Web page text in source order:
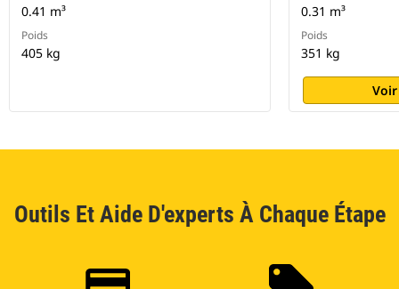
0.41 m³
Poids
405 kg
0.31 m³
Poids
351 kg
Outils Et Aide D'experts À Chaque Étape